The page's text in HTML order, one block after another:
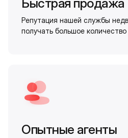
Репутация нашей службы
получать большое
Опытные агенты